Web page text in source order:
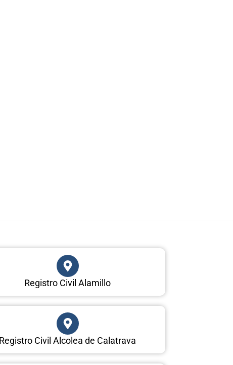
Registro Civil Alamillo
Registro Civil Alcolea de Calatrava